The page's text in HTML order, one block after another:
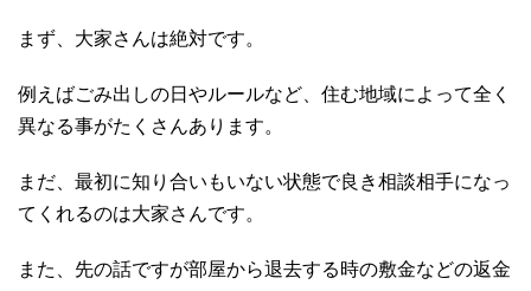
まず、大家さんは絶対です。
例えばごみ出しの日やルールなど、住む地域によって全く
異なる事がたくさんあります。
まだ、最初に知り合いもいない状態で良き相談相手になっ
てくれるのは大家さんです。
また、先の話ですが部屋から退去する時の敷金などの返金